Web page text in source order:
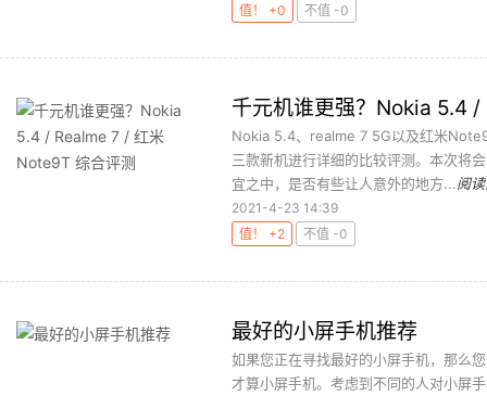
值！ +0
不值 -0
千元机谁更强？Nokia 5.4
Nokia 5.4、realme 7 5G以及红米
三款新机进行详细的比较评测。本次将
宜之中，是否有些让人意外的地方...阅
2021-4-23 14:39
值！ +2
不值 -0
最好的小屏手机推荐
如果您正在寻找最好的小屏手机，那么
才算小屏手机。考虑到不同的人对小屏